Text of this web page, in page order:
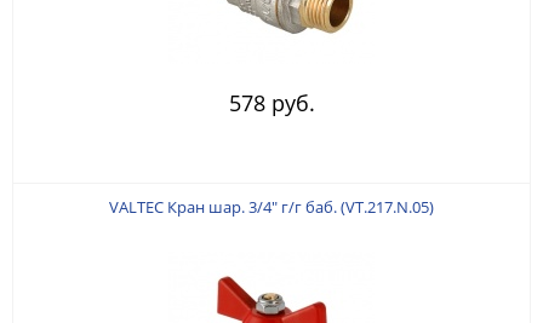
578 руб.
VALTEC Кран шар. 3/4" г/г баб. (VT.217.N.05)